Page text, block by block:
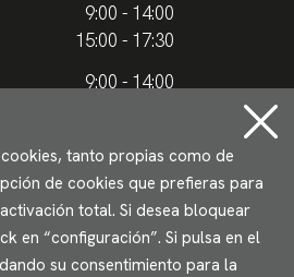
9:00 - 14:00
15:00 - 17:30
9:00 - 14:00
9.00 - 15.00
9:00 - 14:00
tanto propias como de
de cookies que prefieras para
total. Si desea bloquear
en “configuración”. Si pulsa en el
su consentimiento para la